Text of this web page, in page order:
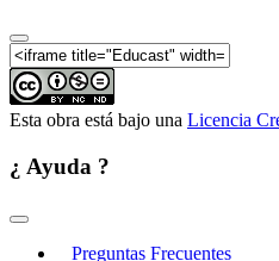
Esta obra está bajo una Licencia
¿ Ayuda ?
Preguntas Frecuentes